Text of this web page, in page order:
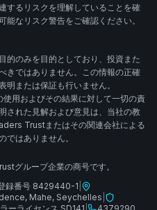
するリスクを理解していることを確
なリスク警告をご確認ください。
的のみを目的としており、投資また
きではありません。この情報の正確
または保証も行いません。
用およびその結果に対して一切の責
された見解および意見は、当社の教
Trustまたはその関連会社による
ではありません。
グループ企業の商号です。
録番号 8429440-1
Mahe, Seychelles